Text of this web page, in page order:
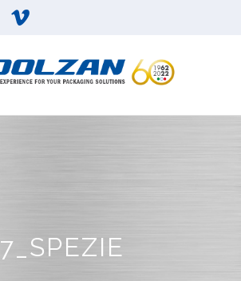
7_SPEZIE